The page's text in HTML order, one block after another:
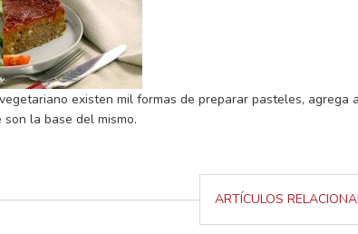
existen mil formas de preparar pasteles,
la base del mismo.
ARTÍCULOS